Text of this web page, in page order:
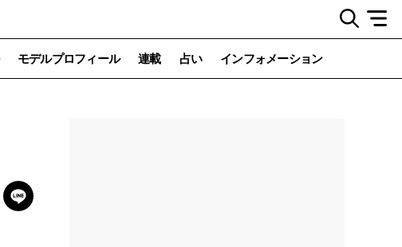
モデルプロフィール 連載 占い インフォメーション